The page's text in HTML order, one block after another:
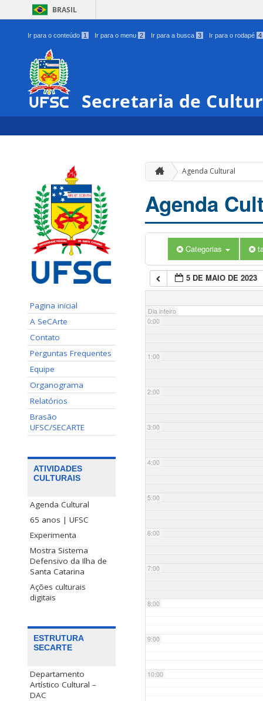
BRASIL
Ir para o conteúdo 1 Ir para o menu 2 Ir para a busca 3 Ir para o rodapé 4
Secretaria de
Pagina inicial
A SeCArte
Contato
Perguntas Frequentes
Equipe
Organograma
Relatórios
Brasão
UFSC/SECARTE
ATIVIDADES
CULTURAIS
Agenda Cultural
65 anos | UFSC
Experimenta
Mostra Sistema
Defensivo da Ilha de
Santa Catarina
Ações culturais
digitais
ESTRUTURA
SECARTE
Departamento
Artístico Cultural –
DAC
Agenda Cultural
Agenda
Categorias
5 DE MAIO DE 2023
Dia inteiro
0:00
1:00
2:00
3:00
4:00
5:00
6:00
7:00
8:00
9:00
10:00